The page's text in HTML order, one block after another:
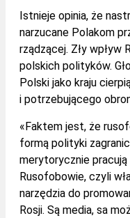
Istnieje opinia, że
narzucane Polakom
rządzącej. Zły wpływ
polskich polityków.
Polski jako kraju
i potrzebującego
«Faktem jest, że
formą polityki
merytorycznie pracują
Rusofobowie, czyli
narzędzia do
Rosji. Są media, sa